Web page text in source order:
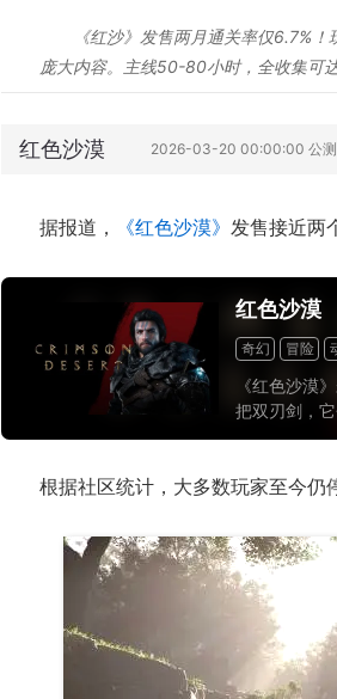
《红沙》发售两月通关率仅6.7%
庞大内容。主线50-80小时，全收集可
红色沙漠 2026-03-20 00:00:00 公测
据报道， 《红色沙漠》 发售接近两
红色沙漠
奇幻 冒险
《红色沙漠
把双刃剑，
受它庞大的
界游戏之一。
根据社区统计，大多数玩家至今仍